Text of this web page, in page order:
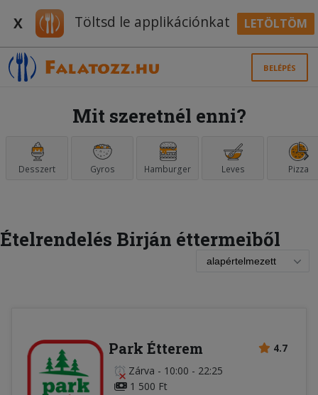
X Töltsd le applikációnkat LETÖLTÖM
BELÉPÉS
Mit szeretnél enni?
Desszert Gyros Hamburger Leves Pizza
Ételrendelés Birján éttermeiből
4.7
Park Étterem
Zárva - 10:00 - 22:25
1 500 Ft